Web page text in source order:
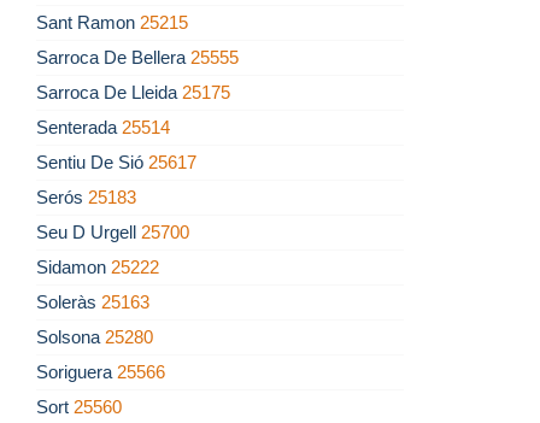
Sant Ramon 25215
Sarroca De Bellera 25555
Sarroca De Lleida 25175
Senterada 25514
Sentiu De Sió 25617
Serós 25183
Seu D Urgell 25700
Sidamon 25222
Soleràs 25163
Solsona 25280
Soriguera 25566
Sort 25560